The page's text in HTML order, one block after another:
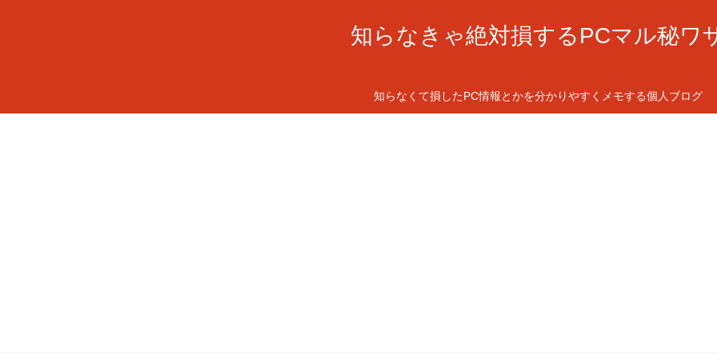
知らなきゃ絶対損するPCマル秘ワ
知らなくて損したPC情報とかを分かりやすくメモする個人ブログ